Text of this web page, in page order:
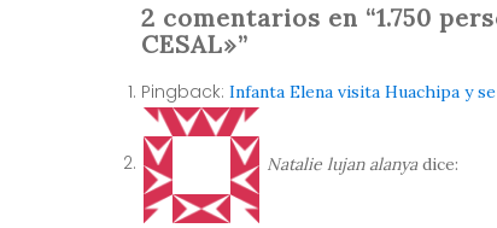
2 comentarios en “1.750
CESAL»”
Pingback: Infanta Elena visita Huachipa y
Natalie lujan alanya dice: